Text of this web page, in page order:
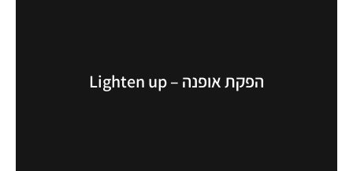
הפקת אופנה – Lighten up